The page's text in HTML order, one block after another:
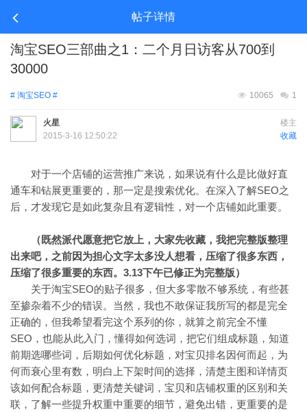
帖子详情
淘宝SEO三部曲之1：二个月日访客从700到
30000
# 淘宝SEO # 1
10065
楼主
火星
收藏
2015-3-16 12:50:22
对于一个店铺的运营推广来说，如果说有什么是比做好直
通车和钻展更重要的，那一定是搜索优化。在深入了解SEO之
后，才发现它是如此复杂且有逻辑性，对一个店铺如此重要。
（既然派代愿意把它放上，大家先收藏，我把完整版整理
出来吧，之前因为担心文字太多没人想看，压缩了很多东西，
压缩了很多重要的东西。3.13下午已修正为完整版）
关于淘宝SEO的贴子很多，但大多零散不够系统，有些甚
至掺杂着不少的错误。当然，我也不敢保证我所写的都是完全
正确的，但我希望看完这个系列的你，就算之前完全不懂
SEO，也能从此入门，懂得如何选词，把它们组成标题，知道
前期选哪些词，后期如何优化标题，对宝贝排名因何而起，为
何而衰心里有数，明白上下架时间的选择，清楚主图和详情页
该如何配合标题，更清楚关键词，宝贝和店铺权重的区别和关
联，了解一些提升权重中重要的细节，避免出错，更重要的是